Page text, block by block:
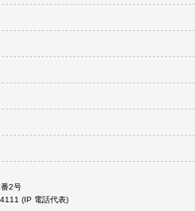
2号
(IP 電話代表)